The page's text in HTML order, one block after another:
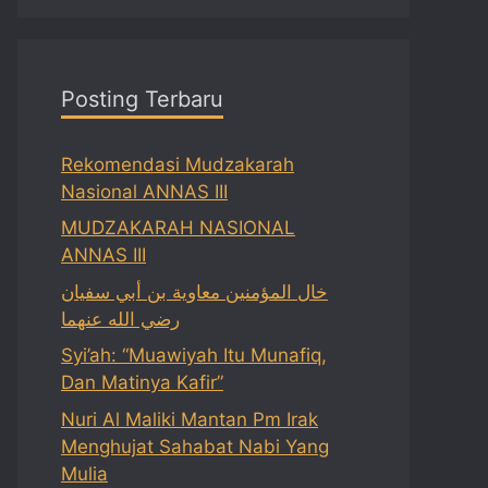
Posting Terbaru
Rekomendasi Mudzakarah
Nasional ANNAS III
MUDZAKARAH NASIONAL
ANNAS III
خال المؤمنين معاوية بن أبي سفيان
رضي الله عنهما
Syi’ah: “Muawiyah Itu Munafiq,
Dan Matinya Kafir”
Nuri Al Maliki Mantan Pm Irak
Menghujat Sahabat Nabi Yang
Mulia